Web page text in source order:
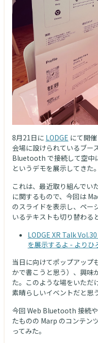
8月21日に LODGE にて開
会場に設けられているブー
Bluetooth で接続して空中
というデモを展示してきた。
これは、最近取り組んで
に関するもので、今回は
のスライドを表示し、ペー
いるテキストも切り替わる
LODGE XR Talk
を展示するよ - よりひ
当日に向けてポップアップ
かで書こうと思う）、興味
た。このような場をいただ
素晴らしいイベントだと思う
今回 Web Bluetooth 接続
たものの Marp のコンテン
ってみた。